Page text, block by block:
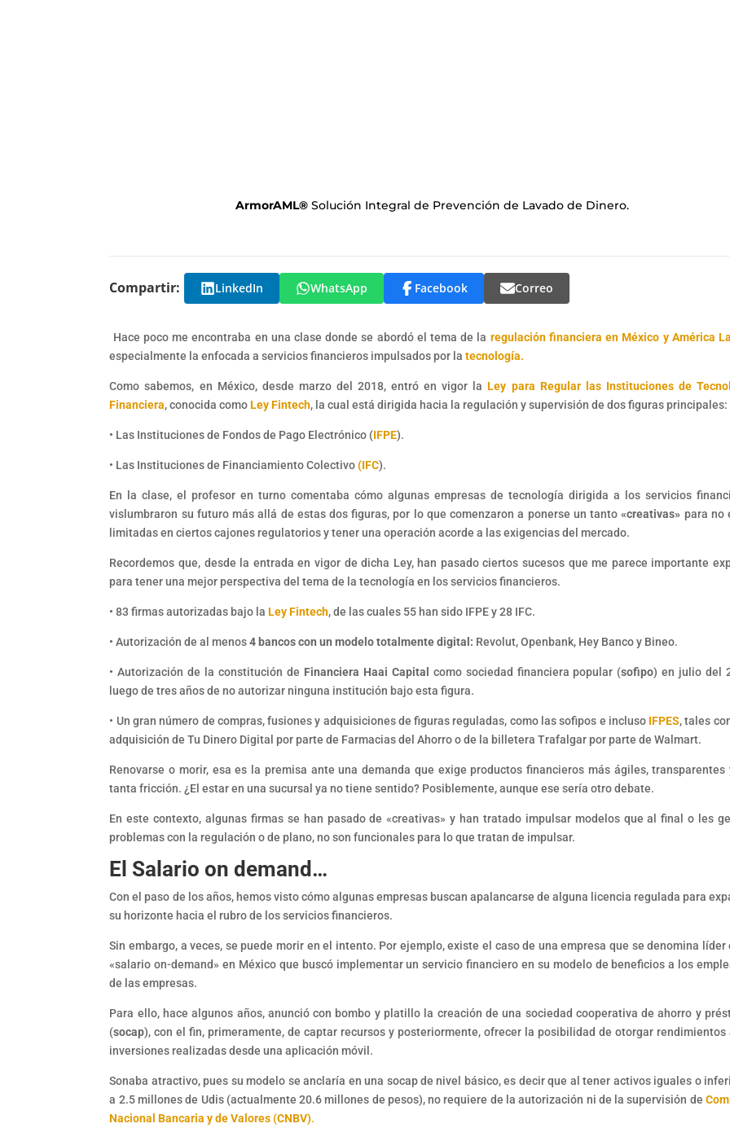
ArmorAML® Solución Integral de Prevención de Lavado de Dinero.
Compartir: LinkedIn WhatsApp Facebook Correo
Hace poco me encontraba en una clase donde se abordó el tema de la regulación financiera en México y América
especialmente la enfocada a servicios financieros impulsados por latecnología.
Como sabemos, en México, desde marzo del 2018, entró en vigor laLey para Regular las Instituciones de
Financiera, conocida comoLey Fintech, la cual está dirigida hacia la regulación y supervisión de dos figuras principales:
• Las Instituciones de Fondos de Pago Electrónico (IFPE).
• Las Instituciones de Financiamiento Colectivo(IFC).
En la clase, el profesor en turno comentaba cómo algunas empresas de tecnología dirigida a los servicios
vislumbraron su futuro más allá de estas dos figuras, por lo que comenzaron a ponerse un tanto«creativas» para no
limitadas en ciertos cajones regulatorios y tener una operación acorde a las exigencias del mercado.
Recordemos que, desde la entrada en vigor de dicha Ley, han pasado ciertos sucesos que me parece importante
para tener una mejor perspectiva del tema de la tecnología en los servicios financieros.
• 83 firmas autorizadas bajo laLey Fintech, de las cuales 55 han sido IFPE y 28 IFC.
• Autorización de al menos4 bancos con un modelo totalmente digital: Revolut, Openbank, Hey Banco y Bineo.
• Autorización de la constitución de Financiera Haai Capital como sociedad financiera popular (sofipo) en julio del
luego de tres años de no autorizar ninguna institución bajo esta figura.
• Un gran número de compras, fusiones y adquisiciones de figuras reguladas, como las sofipos e incluso IFPES, tales
adquisición de Tu Dinero Digital por parte de Farmacias del Ahorro o de la billetera Trafalgar por parte de Walmart.
Renovarse o morir, esa es la premisa ante una demanda que exige productos financieros más ágiles, transparentes
tanta fricción. ¿El estar en una sucursal ya no tiene sentido? Posiblemente, aunque ese sería otro debate.
En este contexto, algunas firmas se han pasado de «creativas» y han tratado impulsar modelos que al final o les
problemas con la regulación o de plano, no son funcionales para lo que tratan de impulsar.
El Salario on demand…
Con el paso de los años, hemos visto cómo algunas empresas buscan apalancarse de alguna licencia regulada para
su horizonte hacia el rubro de los servicios financieros.
Sin embargo, a veces, se puede morir en el intento. Por ejemplo, existe el caso de una empresa que se denomina líder
«salario on-demand» en México que buscó implementar un servicio financiero en su modelo de beneficios a los
de las empresas.
Para ello, hace algunos años, anunció con bombo y platillo la creación de una sociedad cooperativa de ahorro y
(socap), con el fin, primeramente, de captar recursos y posteriormente, ofrecer la posibilidad de otorgar rendimientos
inversiones realizadas desde una aplicación móvil.
Sonaba atractivo, pues su modelo se anclaría en una socap de nivel básico, es decir que al tener activos iguales o
a 2.5 millones de Udis (actualmente 20.6 millones de pesos), no requiere de la autorización ni de la supervisión de
Nacional Bancaria y de Valores(CNBV).